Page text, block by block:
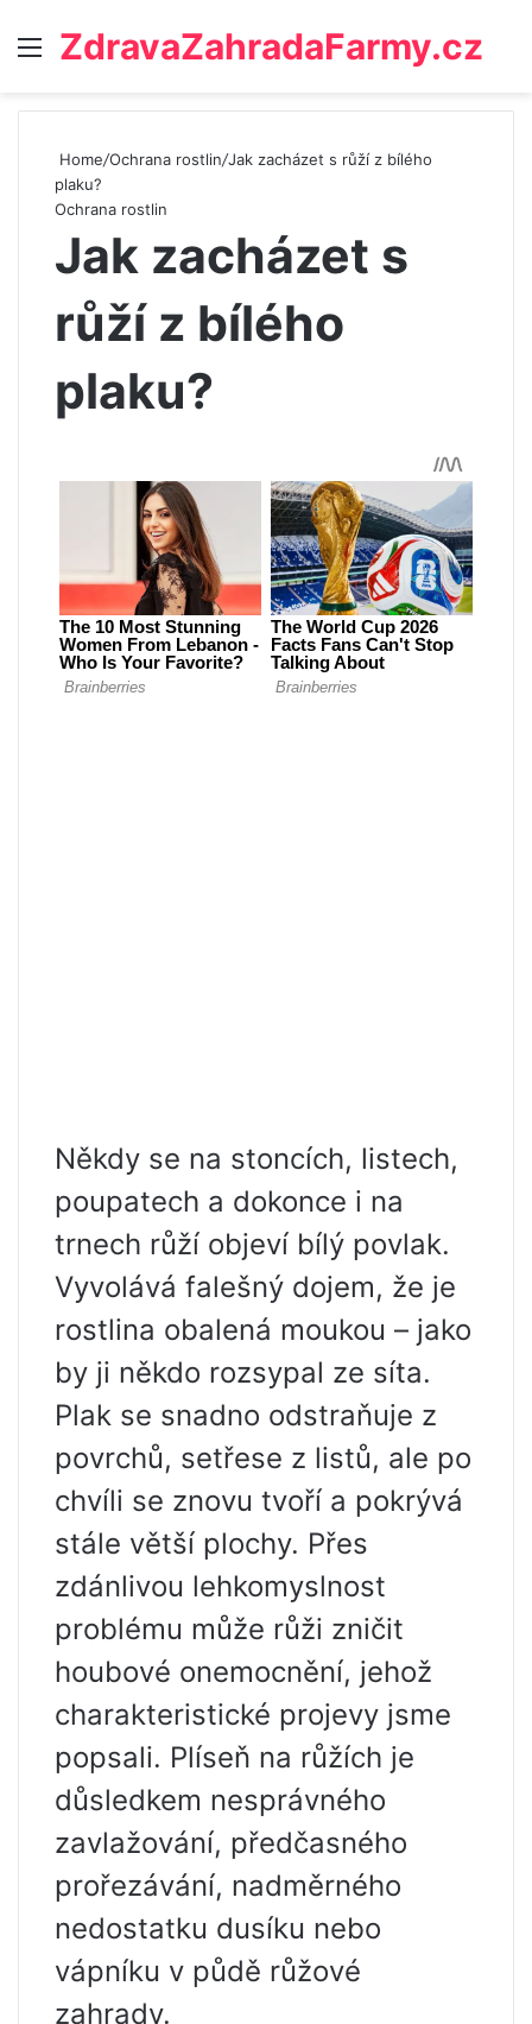
Menu
ZdravaZahradaFarmy.cz
Home/Ochrana rostlin/Jak zacházet s růží z bílého
plaku?
Ochrana rostlin
Jak zacházet s
růží z bílého
plaku?
Někdy se na stoncích, listech,
poupatech a dokonce i na
trnech růží objeví bílý povlak.
Vyvolává falešný dojem, že je
rostlina obalená moukou – jako
by ji někdo rozsypal ze síta.
Plak se snadno odstraňuje z
povrchů, setřese z listů, ale po
chvíli se znovu tvoří a pokrývá
stále větší plochy. Přes
zdánlivou lehkomyslnost
problému může růži zničit
houbové onemocnění, jehož
charakteristické projevy jsme
popsali. Plíseň na růžích je
důsledkem nesprávného
zavlažování, předčasného
prořezávání, nadměrného
nedostatku dusíku nebo
vápníku v půdě růžové
zahrady.